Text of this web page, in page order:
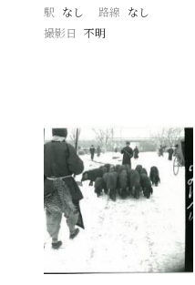
駅 なし 路線 なし
撮影日
不明